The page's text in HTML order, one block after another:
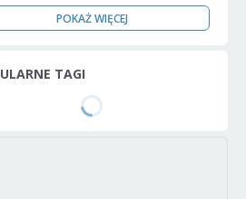
POKAŻ WIĘCEJ
TAGI